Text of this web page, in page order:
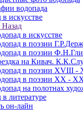
водопада
искусстве
Назад
в искусстве
в поэзии
в поэзии
на Кивач.
в поэзии XVIII -
в поэзии XX -
на полотнах
литературе
он-лайн